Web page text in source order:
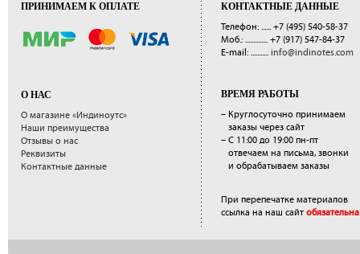
ПРИНИМАЕМ К ОПЛАТЕ
О НАС
О магазине «Индиноутс»
Наши преимущества
Отзывы о нас
Реквизиты
Контактные данные
КОНТАКТНЫЕ ДАННЫЕ
Телефон: ...... +7 (495) 540-58-37
Моб.: .............. +7 (917) 547-84-37
E-mail: ........... info@indinotes.com
ВРЕМЯ РАБОТЫ
– Круглосуточно принимаем
заказы через сайт
– С 11:00 до 19:00 пн-пт
отвечаем на письма, звонки
и обрабатываем заказы
При перепечатке материалов
ссылка на наш сайт обязательна.